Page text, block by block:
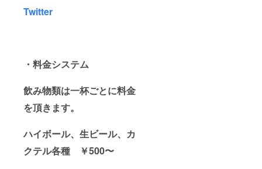
Twitter
・料金システム
飲み物類は一杯ごとに料金
を頂きます。
ハイボール、生ビール、カ
クテル各種 ￥500〜